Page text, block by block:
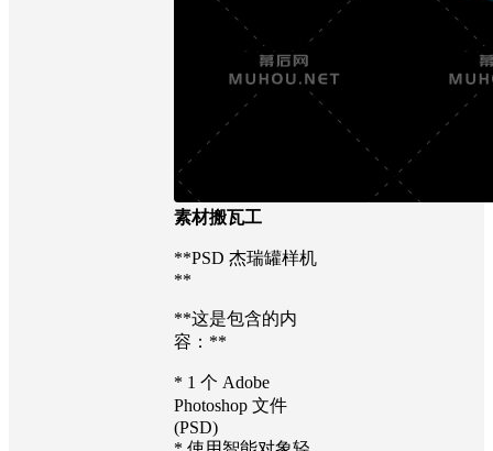
素材搬瓦工
**PSD 杰瑞罐样机
**
**这是包含的内
容：**
* 1 个 Adob​​e
Photoshop 文件
(PSD)